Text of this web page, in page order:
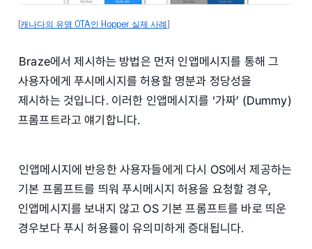
[캐나다의 유명 OTA인 Hopper 실제 사례]
Braze에서 제시하는 방법은 먼저 인앱메시지를 통해 그
사용자에게 푸시메시지를 허용할 명분과 정당성을
제시하는 것입니다. 이러한 인앱메시지를 ‘가짜’ (Dummy)
프롬프트라고 얘기합니다.
인앱메시지에 반응한 사용자들에게 다시 OS에서 제공하는
기본 프롬프트를 띄워 푸시메시지 허용을 요청할 경우,
인앱메시지를 보내지 않고 OS 기본 프롬프트를 바로 띄운
경우보다 푸시 허용률이 유의미하게 증대됩니다.